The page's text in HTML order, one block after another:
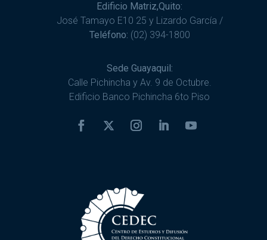
Edificio Matriz,Quito:
José Tamayo E10 25 y Lizardo García /
Teléfono: (02) 394-1800
Sede Guayaquil:
Calle Pichincha y Av. 9 de Octubre.
Edificio Banco Pichincha 6to Piso